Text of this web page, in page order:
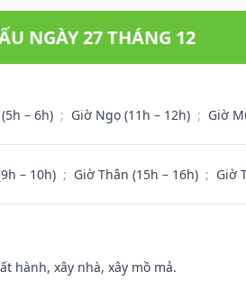
NGÀY 27 THÁNG 12
– 6h) ; Giờ Ngọ (11h – 12h) ; Giờ
– 10h) ; Giờ Thân (15h – 16h) ; Giờ
hành, xây nhà, xây mồ mả.